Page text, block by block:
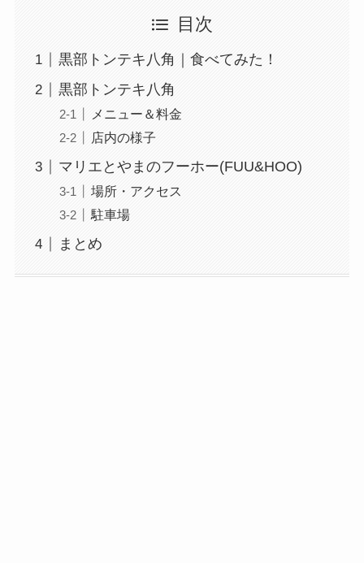
目次
黒部トンテキ八角｜食べてみた！
黒部トンテキ八角
メニュー＆料金
店内の様子
マリエとやまのフーホー(FUU&HOO)
場所・アクセス
駐車場
まとめ